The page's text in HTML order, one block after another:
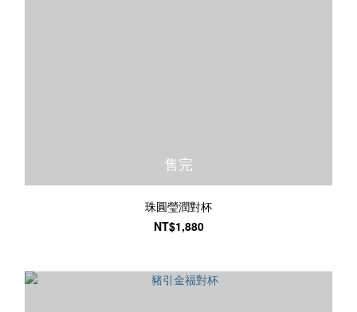
售完
珠圓瑩潤對杯
NT$1,880